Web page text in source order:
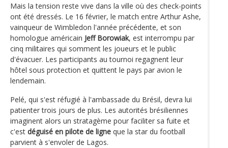
Mais la tension reste vive dans la ville où des check-points
ont été dressés. Le 16 février, le match entre Arthur Ashe,
vainqueur de Wimbledon l'année précédente, et son
homologue américain Jeff Borowiak, est interrompu par
cinq militaires qui somment les joueurs et le public
d'évacuer. Les participants au tournoi regagnent leur
hôtel sous protection et quittent le pays par avion le
lendemain.
Pelé, qui s'est réfugié à l'ambassade du Brésil, devra lui
patienter trois jours de plus. Les autorités brésiliennes
imaginent alors un stratagème pour faciliter sa fuite et
c'est déguisé en pilote de ligne que la star du football
parvient à s'envoler de Lagos.